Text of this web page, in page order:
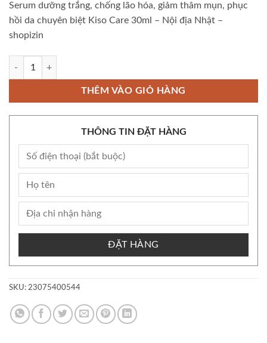
Serum dưỡng trắng, chống lão hóa, giảm thâm mụn, phục
hồi da chuyên biệt Kiso Care 30ml – Nội địa Nhật –
shopizin
Còn kho Bộ Serum dưỡng trắng, chống lão hóa, giảm thâm mụn,
THÊM VÀO GIỎ HÀNG
THÔNG TIN ĐẶT HÀNG
ĐẶT HÀNG
SKU: 23075400544